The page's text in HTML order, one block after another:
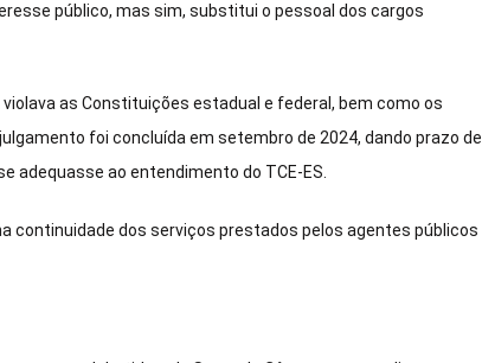
público, mas sim, substitui o pessoal dos cargos
as Constituições estadual e federal, bem como os
foi concluída em setembro de 2024, dando prazo de
adequasse ao entendimento do TCE-ES.
continuidade dos serviços prestados pelos agentes públicos